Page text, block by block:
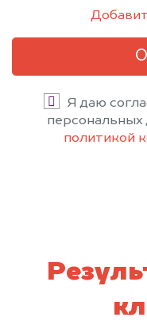
Я даю
персональных
политикой